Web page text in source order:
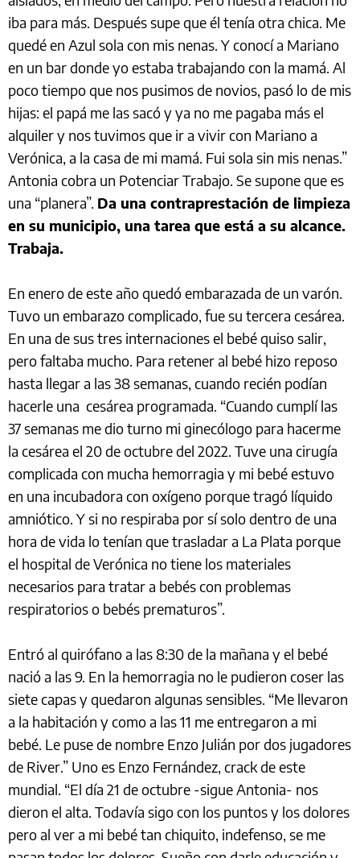
iba para más. Después supe que él tenía otra chica. Me
quedé en Azul sola con mis nenas. Y conocí a Mariano
en un bar donde yo estaba trabajando con la mamá. Al
poco tiempo que nos pusimos de novios, pasó lo de mis
hijas: el papá me las sacó y ya no me pagaba más el
alquiler y nos tuvimos que ir a vivir con Mariano a
Verónica, a la casa de mi mamá. Fui sola sin mis nenas.”
Antonia cobra un Potenciar Trabajo. Se supone que es
una “planera”. Da una contraprestación de limpieza
en su municipio, una tarea que está a su alcance.
Trabaja.
En enero de este año quedó embarazada de un varón.
Tuvo un embarazo complicado, fue su tercera cesárea.
En una de sus tres internaciones el bebé quiso salir,
pero faltaba mucho. Para retener al bebé hizo reposo
hasta llegar a las 38 semanas, cuando recién podían
hacerle una cesárea programada. “Cuando cumplí las
37 semanas me dio turno mi ginecólogo para hacerme
la cesárea el 20 de octubre del 2022. Tuve una cirugía
complicada con mucha hemorragia y mi bebé estuvo
en una incubadora con oxígeno porque tragó líquido
amniótico. Y si no respiraba por sí solo dentro de una
hora de vida lo tenían que trasladar a La Plata porque
el hospital de Verónica no tiene los materiales
necesarios para tratar a bebés con problemas
respiratorios o bebés prematuros”.
Entró al quirófano a las 8:30 de la mañana y el bebé
nació a las 9. En la hemorragia no le pudieron coser las
siete capas y quedaron algunas sensibles. “Me llevaron
a la habitación y como a las 11 me entregaron a mi
bebé. Le puse de nombre Enzo Julián por dos jugadores
de River.” Uno es Enzo Fernández, crack de este
mundial. “El día 21 de octubre -sigue Antonia- nos
dieron el alta. Todavía sigo con los puntos y los dolores
pero al ver a mi bebé tan chiquito, indefenso, se me